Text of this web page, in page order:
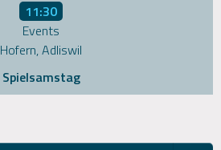
11:30
Events
Hofern, Adliswil
Spielsamstag